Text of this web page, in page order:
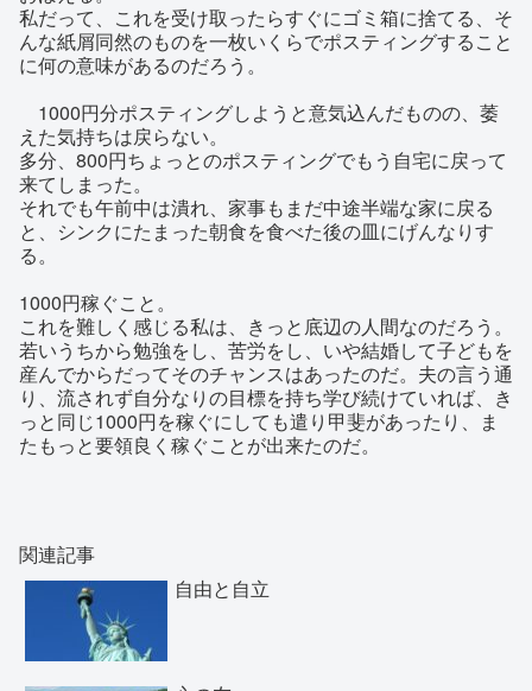
私だって、これを受け取ったらすぐにゴミ箱に捨てる、そ
んな紙屑同然のものを一枚いくらでポスティングすること
に何の意味があるのだろう。
1000円分ポスティングしようと意気込んだものの、萎
えた気持ちは戻らない。
多分、800円ちょっとのポスティングでもう自宅に戻って
来てしまった。
それでも午前中は潰れ、家事もまだ中途半端な家に戻る
と、シンクにたまった朝食を食べた後の皿にげんなりす
る。
1000円稼ぐこと。
これを難しく感じる私は、きっと底辺の人間なのだろう。
若いうちから勉強をし、苦労をし、いや結婚して子どもを
産んでからだってそのチャンスはあったのだ。夫の言う通
り、流されず自分なりの目標を持ち学び続けていれば、き
っと同じ1000円を稼ぐにしても遣り甲斐があったり、ま
たもっと要領良く稼ぐことが出来たのだ。
関連記事
自由と自立